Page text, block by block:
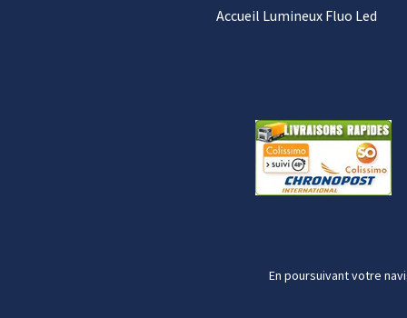
Accueil Lumineux Fluo Led
En poursuivant votre